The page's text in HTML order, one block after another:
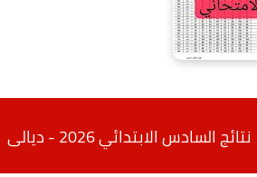
نتائج السادس الابتدائي 2026 - ديالى